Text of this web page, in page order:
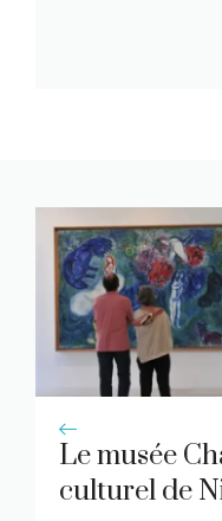
Le musée
culturel de